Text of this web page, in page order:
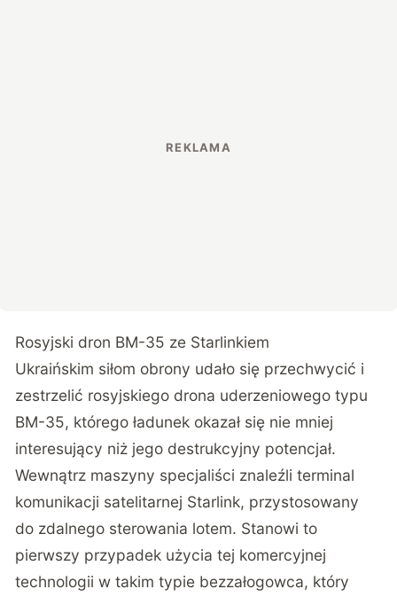
Rosyjski dron BM-35 ze Starlinkiem
Ukraińskim siłom obrony udało się przechwycić i
zestrzelić rosyjskiego drona uderzeniowego typu
BM-35, którego ładunek okazał się nie mniej
interesujący niż jego destrukcyjny potencjał.
Wewnątrz maszyny specjaliści znaleźli terminal
komunikacji satelitarnej Starlink, przystosowany
do zdalnego sterowania lotem. Stanowi to
pierwszy przypadek użycia tej komercyjnej
technologii w takim typie bezzałogowca, który